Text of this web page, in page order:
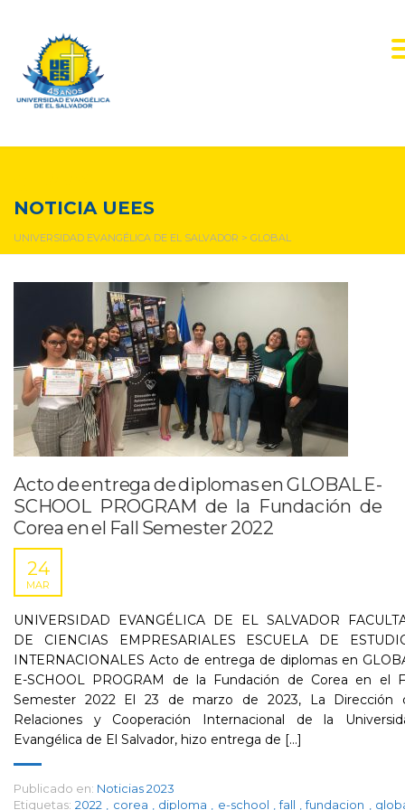
NOTICIA UEES
UNIVERSIDAD EVANGÉLICA DE EL SALVADOR > GLOBAL
Acto de entrega de diplomas en GLOBAL E-
SCHOOL PROGRAM de la Fundación de
Corea en el Fall Semester 2022
24
MAR
UNIVERSIDAD EVANGÉLICA DE EL SALVADOR
DE CIENCIAS EMPRESARIALES ESCUELA DE
INTERNACIONALES Acto de entrega de diplomas en
E-SCHOOL PROGRAM de la Fundación de Corea en el
Semester 2022 El 23 de marzo de 2023, La Dirección
Relaciones y Cooperación Internacional de la
Evangélica de El Salvador, hizo entrega de [...]
Publicado en: Noticias 2023
Etiquetas: 2022 corea diploma e-school fall fundacion